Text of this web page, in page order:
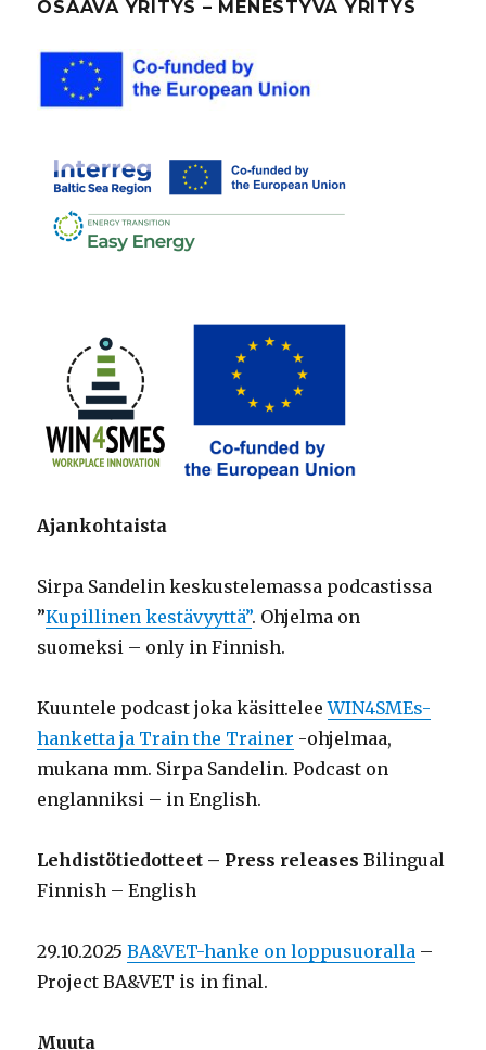
OSAAVA YRITYS – MENESTYVÄ YRITYS
Ajankohtaista
Sirpa Sandelin keskustelemassa podcastissa
”Kupillinen kestävyyttä”. Ohjelma on
suomeksi – only in Finnish.
Kuuntele podcast joka käsitteleeWIN4SMEs-
hanketta ja Train the Trainer -ohjelmaa,
mukana mm. Sirpa Sandelin. Podcast on
englanniksi – in English.
Lehdistötiedotteet – Press releasesBilingual
Finnish – English
29.10.2025BA&VET-hanke on loppusuoralla –
Project BA&VET is in final.
Muuta